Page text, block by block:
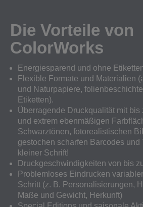
Die Vorteile von
ColorWorks
Energiesparend und ohne
Flexible Formate und Materialien
und Naturpapiere,
Etiketten).
Überragende Druckqualität mit bis
und extrem ebenmäßigen
Schwarztönen, fotorealistischen
gestochen scharfen Barcodes und
kleiner Schrift!
Druckgeschwindigkeiten von bis
Problemloses Eindrucken
Schritt (z. B. Personalisierungen,
Maße und Gewicht, Herkunft)